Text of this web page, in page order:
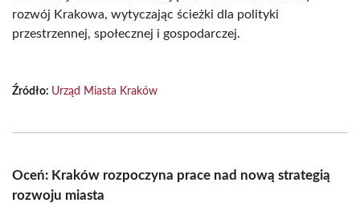
rozwój Krakowa, wytyczając ścieżki dla polityki
przestrzennej, społecznej i gospodarczej.
Źródło: Urząd Miasta Kraków
Oceń: Kraków rozpoczyna prace nad nową strategią
rozwoju miasta